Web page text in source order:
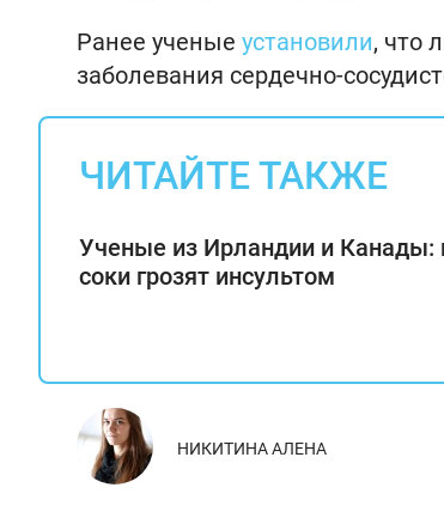
Ранее ученые установили, что
заболевания сердечно-
ЧИТАЙТЕ ТАКЖЕ
Ученые из Ирландии и Канады:
соки грозят инсультом
НИКИТИНА АЛЕНА